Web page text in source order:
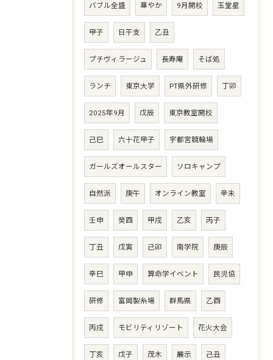
バブル全盛 華やか 9月開校 玉堂星
甲子 日干支 乙丑
プチヴィラージュ 長寿庵 そば処
ランチ 東京大学 PT県外研修 丁卯
2025年9月 戊辰 東京教室開校
己巳 六十花甲子 宇都宮競輪場
ガールズオールスター ソロキャンプ
自然派 庚午 オンライン教室 辛未
壬申 癸酉 甲戌 乙亥 丙子
丁丑 戊寅 己卯 南学院 庚辰
辛巳 甲申 算命学イベント 民児協
研修 富岡製糸場 群馬県 乙酉
丙戌 モビリティリゾート 花火大会
丁亥 戊子 茂木 展示 己丑